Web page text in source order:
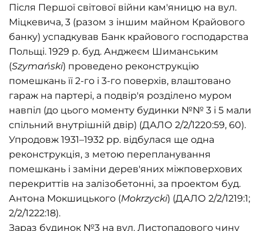
Після Першої світової війни кам'яницю на вул.
Міцкевича, 3 (разом з іншим майном Крайового
банку) успадкував Банк крайового господарства
Польщі. 1929 р. буд. Анджеєм Шиманським
(Szymański) проведено реконструкцію
помешкань її 2-го і 3-го поверхів, влаштовано
гараж на партері, а подвір'я розділено муром
навпіл (до цього моменту будинки №№ 3 і 5 мали
спільний внутрішній двір) (ДАЛО 2/2/1220:59, 60).
Упродовж 1931–1932 рр. відбулася ще одна
реконструкція, з метою перепланування
помешкань і заміни дерев'яних міжповерхових
перекриттів на залізобетонні, за проектом буд.
Антона Мокшицького (Mokrzycki) (ДАЛО 2/2/1219:1;
2/2/1222:18).
Зараз будинок №3 на вул. Листопадового чину